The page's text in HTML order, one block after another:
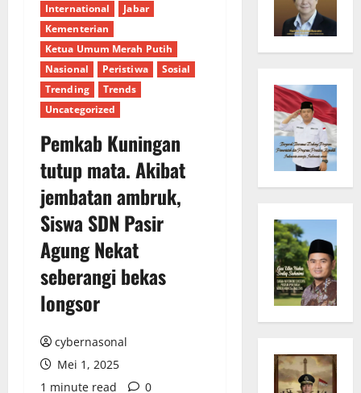
International
Jabar
Kementerian
Ketua Umum Merah Putih
Nasional
Peristiwa
Sosial
Trending
Trends
Uncategorized
Pemkab Kuningan
tutup mata. Akibat
jembatan ambruk,
Siswa SDN Pasir
Agung Nekat
seberangi bekas
longsor
cybernasonal
Mei 1, 2025
1 minute read
0